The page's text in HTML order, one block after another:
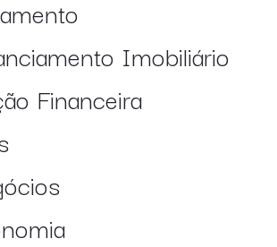
Imobiliário
Financeira